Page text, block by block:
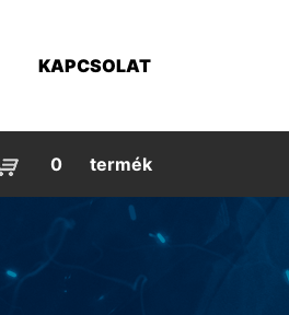
KAPCSOLAT
0 termék